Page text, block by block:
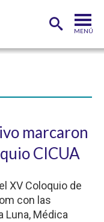
MENÚ
marcaron
CICUA
XV Coloquio de
con las
Luna, Médica